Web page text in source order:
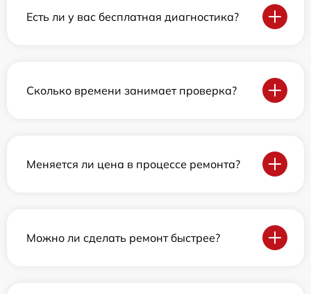
Есть ли у вас бесплатная диагностика?
Сколько времени занимает проверка?
Меняется ли цена в процессе ремонта?
Можно ли сделать ремонт быстрее?